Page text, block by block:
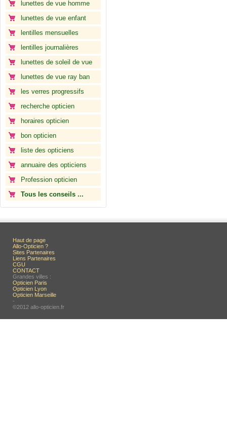
lunettes de vue homme
lunettes de vue enfant
lentilles mensuelles
lentilles journalières
lunettes de soleil de vue
lunettes de vue ray ban
les verres progressifs
recherche opticien
horaires opticien
bon opticien
liste des opticiens
annuaire des opticiens
Profession opticien
Tous les conseils ...
Haut de page
Allo-Opticien ?
Sites Partenaires
Liens Partenaires
CGU
CONTACT
Grandes villes :
Opticien Paris
Opticien Lyon
Opticien Marseille
-
©2012 allo-opticien.fr